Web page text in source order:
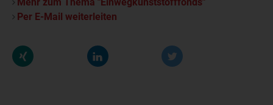
Per E-Mail weiterleiten